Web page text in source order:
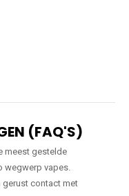
(FAQ'S)
meest gestelde
wegwerp vapes.
gerust contact met